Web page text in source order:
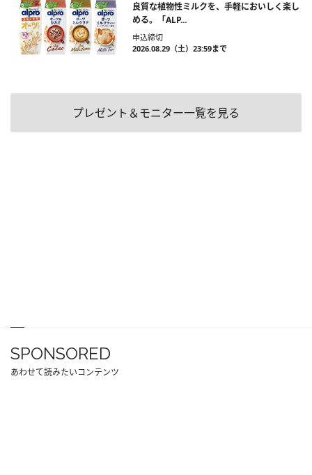
良質な植物性ミルクを、手軽においしく楽し
める。「ALP...
申込締切
2026.08.29（土）23:59まで
プレゼント＆モニター一覧を見る
SPONSORED
あわせて読みたいコンテンツ